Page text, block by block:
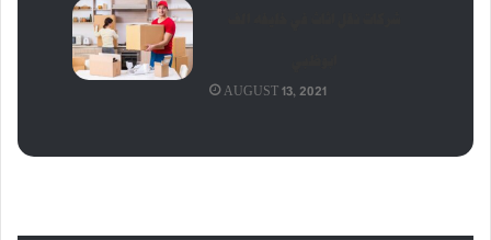
AUGUST 13, 2021